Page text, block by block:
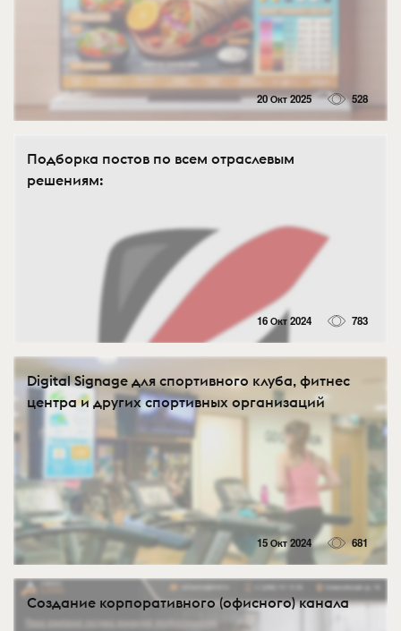
20 Окт 2025 528
Подборка постов по всем отраслевым
решениям:
16 Окт 2024 783
Digital Signage для спортивного клуба, фитнес
центра и других спортивных организаций
15 Окт 2024 681
Создание корпоративного (офисного) канала